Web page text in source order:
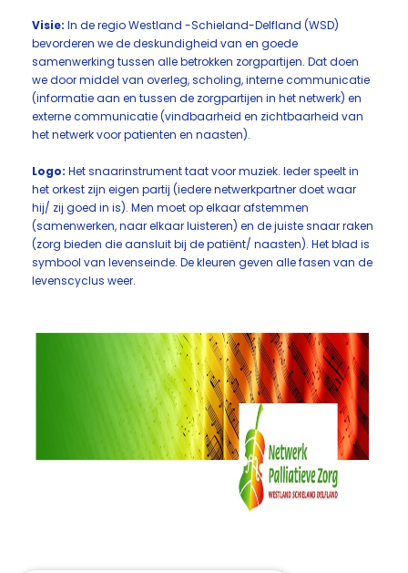
Visie: In de regio Westland -Schieland-Delfland (WSD)
bevorderen we de deskundigheid van en goede
samenwerking tussen alle betrokken zorgpartijen. Dat doen
we door middel van overleg, scholing, interne communicatie
(informatie aan en tussen de zorgpartijen in het netwerk) en
externe communicatie (vindbaarheid en zichtbaarheid van
het netwerk voor patienten en naasten).
Logo: Het snaarinstrument taat voor muziek. Ieder speelt in
het orkest zijn eigen partij (iedere netwerkpartner doet waar
hij/ zij goed in is). Men moet op elkaar afstemmen
(samenwerken, naar elkaar luisteren) en de juiste snaar raken
(zorg bieden die aansluit bij de patiënt/ naasten). Het blad is
symbool van levenseinde. De kleuren geven alle fasen van de
levenscyclus weer.